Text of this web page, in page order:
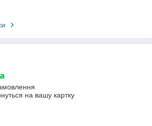
на вашу картку